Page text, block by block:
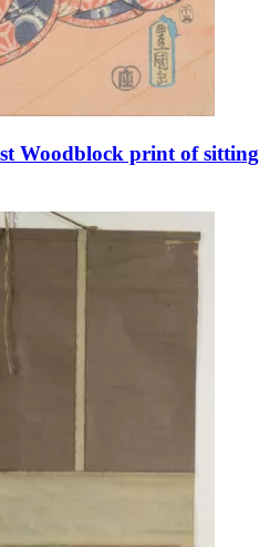
Woodblock print of sitting